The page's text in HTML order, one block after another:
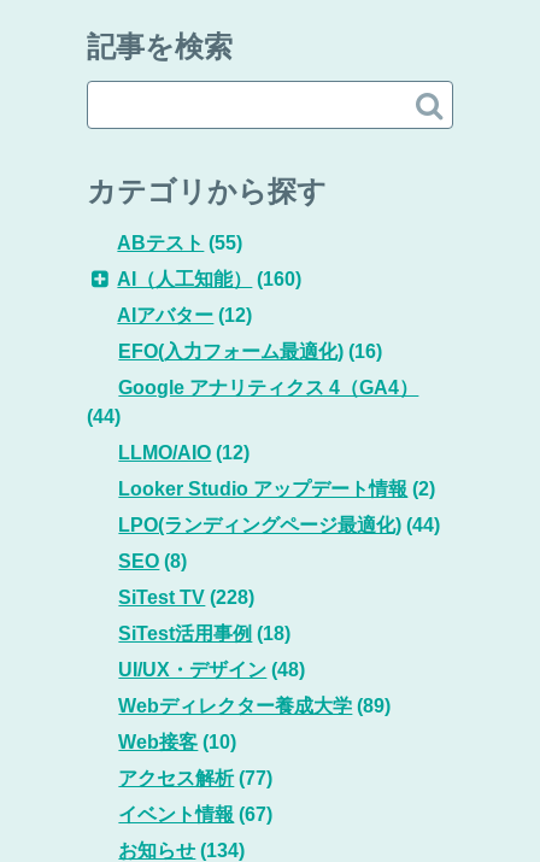
記事を検索

カテゴリから探す
ABテスト (55)
AI（人工知能）
(160)
AIアバター (12)
EFO(入力フォーム最適化) (16)
Google アナリティクス 4（GA4）
(44)
LLMO/AIO (12)
Looker Studio アップデート情報 (2)
LPO(ランディングページ最適化) (44)
SEO (8)
SiTest TV (228)
SiTest活用事例 (18)
UI/UX・デザイン (48)
Webディレクター養成大学 (89)
Web接客 (10)
アクセス解析(77)
イベント情報 (67)
お知らせ (134)